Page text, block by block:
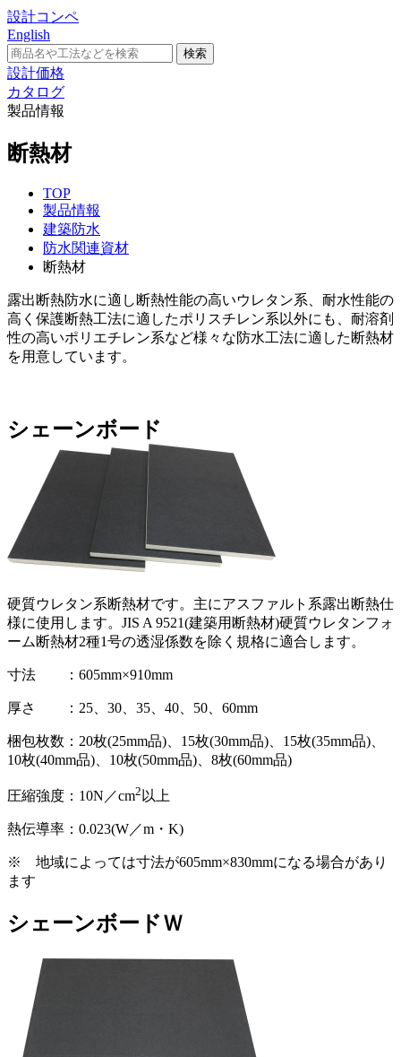
設計コンペ
English
設計価格
カタログ
製品情報
断熱材
TOP
製品情報
建築防水
防水関連資材
断熱材
露出断熱防水に適し断熱性能の高いウレタン系、耐水性能の
高く保護断熱工法に適したポリスチレン系以外にも、耐溶剤
性の高いポリエチレン系など様々な防水工法に適した断熱材
を用意しています。
シェーンボード
硬質ウレタン系断熱材です。主にアスファルト系露出断熱仕
様に使用します。JIS A 9521(建築用断熱材)硬質ウレタンフォ
ーム断熱材2種1号の透湿係数を除く規格に適合します。
寸法 ：605mm×910mm
厚さ ：25、30、35、40、50、60mm
梱包枚数：20枚(25mm品)、15枚(30mm品)、15枚(35mm品)、
10枚(40mm品)、10枚(50mm品)、8枚(60mm品)
圧縮強度：10N／cm2 以上
熱伝導率：0.023(W／m・K)
※ 地域によっては寸法が605mm×830mmになる場合があり
ます
シェーンボードＷ